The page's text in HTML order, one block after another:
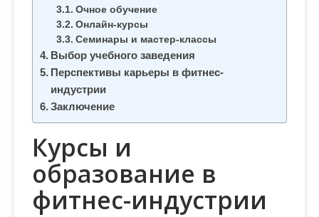
Очное обучение
Онлайн-курсы
Семинары и мастер-классы
Выбор учебного заведения
Перспективы карьеры в фитнес-
индустрии
Заключение
Курсы и
образование в
фитнес-индустрии